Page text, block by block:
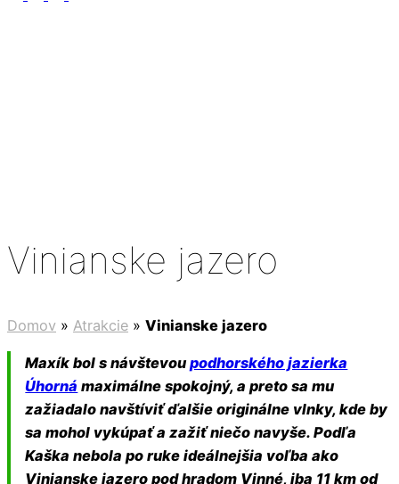
Vinianske jazero
Domov » Atrakcie » Vinianske jazero
Maxík bol s návštevoupodhorského jazierka
Úhorná maximálne spokojný, a preto sa mu
zažiadalo navštíviť ďalšie originálne vlnky, kde by
sa mohol vykúpať a zažiť niečo navyše. Podľa
Kaška nebola po ruke ideálnejšia voľba ako
Vinianske jazero pod hradom Vinné, iba 11 km od